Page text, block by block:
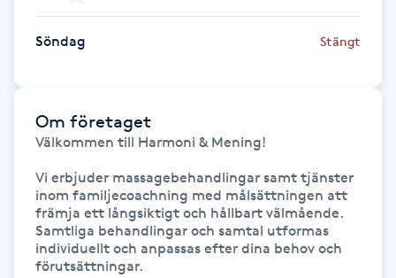
Fransrengöring
Friskvård
Friskvårdsmassage
Frisör
Funktionsanalys
Söndag Stängt
Om företaget
Välkommen till Harmoni & Mening!
Vi erbjuder massagebehandlingar samt tjänster
inom familjecoachning med målsättningen att
främja ett långsiktigt och hållbart välmående.
Samtliga behandlingar och samtal utformas
individuellt och anpassas efter dina behov och
förutsättningar.